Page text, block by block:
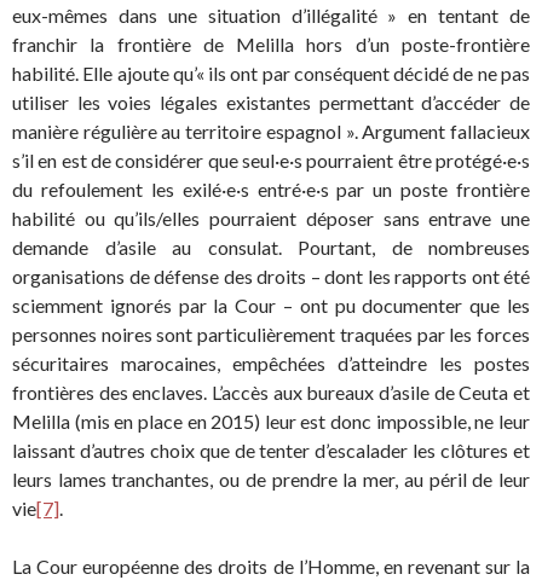
eux-mêmes dans une situation d’illégalité » en tentant de
franchir la frontière de Melilla hors d’un poste-frontière
habilité. Elle ajoute qu’« ils ont par conséquent décidé de ne pas
utiliser les voies légales existantes permettant d’accéder de
manière régulière au territoire espagnol ». Argument fallacieux
s’il en est de considérer que seul·e·s pourraient être protégé·e·s
du refoulement les exilé·e·s entré·e·s par un poste frontière
habilité ou qu’ils/elles pourraient déposer sans entrave une
demande d’asile au consulat. Pourtant, de nombreuses
organisations de défense des droits – dont les rapports ont été
sciemment ignorés par la Cour – ont pu documenter que les
personnes noires sont particulièrement traquées par les forces
sécuritaires marocaines, empêchées d’atteindre les postes
frontières des enclaves. L’accès aux bureaux d’asile de Ceuta et
Melilla (mis en place en 2015) leur est donc impossible, ne leur
laissant d’autres choix que de tenter d’escalader les clôtures et
leurs lames tranchantes, ou de prendre la mer, au péril de leur
vie[7].
La Cour européenne des droits de l’Homme, en revenant sur la